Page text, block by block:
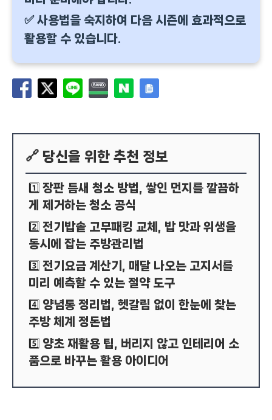
✅ 사용법을 숙지하여 다음 시즌에 효과적으로
활용할 수 있습니다.
🔗 당신을 위한 추천 정보
1️⃣ 장판 틈새 청소 방법, 쌓인 먼지를 깔끔하
게 제거하는 청소 공식
2️⃣ 전기밥솥 고무패킹 교체, 밥 맛과 위생을
동시에 잡는 주방관리법
3️⃣ 전기요금 계산기, 매달 나오는 고지서를
미리 예측할 수 있는 절약 도구
4️⃣ 양념통 정리법, 헷갈림 없이 한눈에 찾는
주방 체계 정돈법
5️⃣ 양초 재활용 팁, 버리지 않고 인테리어 소
품으로 바꾸는 활용 아이디어